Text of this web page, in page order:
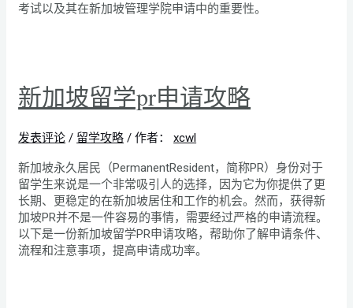
考试以及其在新加坡管理学院申请中的重要性。
新加坡留学pr申请攻略
发表评论 / 留学攻略 / 作者： xcwl
新加坡永久居民（PermanentResident，简称PR）身份对于
留学生来说是一个非常吸引人的选择，因为它为你提供了更
长期、更稳定的在新加坡居住和工作的机会。然而，获得新
加坡PR并不是一件容易的事情，需要经过严格的申请流程。
以下是一份新加坡留学PR申请攻略，帮助你了解申请条件、
流程和注意事项，提高申请成功率。